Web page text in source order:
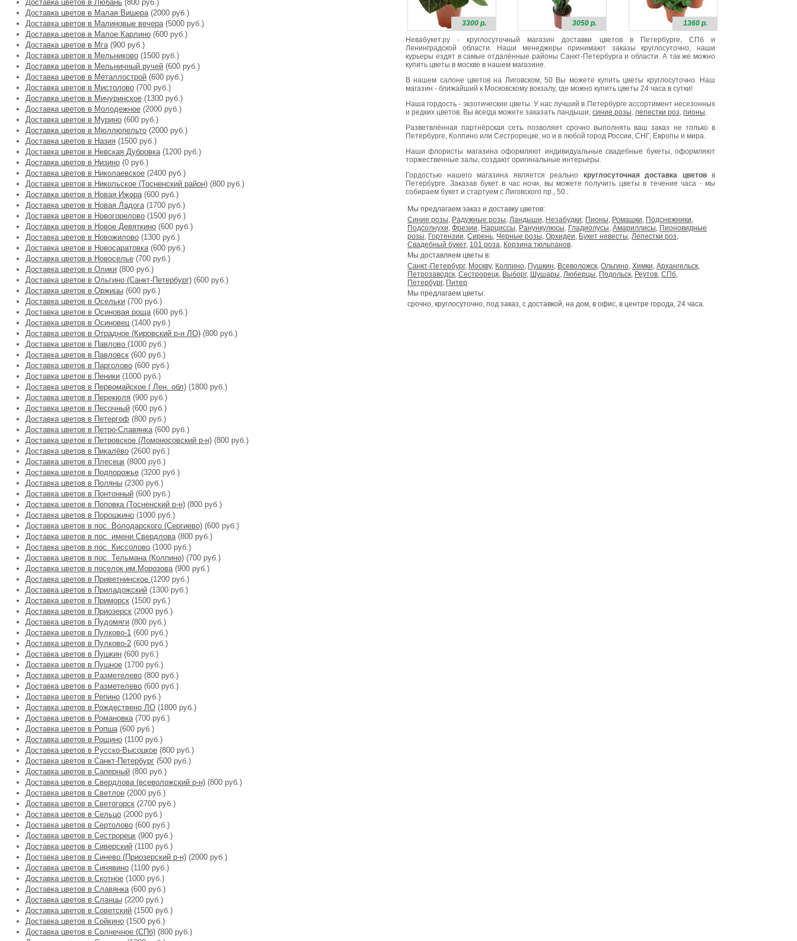
Доставка цветов в Любань (800 руб.)
Доставка цветов в Малая Вишера(2000 руб.)
Доставка цветов в Малиновые вечера(5000 руб.)
Доставка цветов в Малое Карлино (600 руб.)
Доставка цветов в Мга(900 руб.)
Доставка цветов в Мельниково (1500 руб.)
Доставка цветов в Мельничный ручей (600 руб.)
Доставка цветов в Металлострой (600 руб.)
Доставка цветов в Мистолово (700 руб.)
Доставка цветов в Мичуринское (1300 руб.)
Доставка цветов в Молодежное (2000 руб.)
Доставка цветов в Мурино (600 руб.)
Доставка цветов в Мюллюпельто (2000 руб.)
Доставка цветов в Назия (1500 руб.)
Доставка цветов в Невская Дубровка(1200 руб.)
Доставка цветов в Низино (0 руб.)
Доставка цветов в Николаевское (2400 руб.)
Доставка цветов в Никольское (Тосненский район) (800 руб.)
Доставка цветов в Новая Ижора(600 руб.)
Доставка цветов в Новая Ладога(1700 руб.)
Доставка цветов в Новогорелово (1500 руб.)
Доставка цветов в Новое Девяткино (600 руб.)
Доставка цветов в Новожилово (1300 руб.)
Доставка цветов в Новосаратовка(600 руб.)
Доставка цветов в Новоселье (700 руб.)
Доставка цветов в Олики (800 руб.)
Доставка цветов в Ольгино (Санкт-Петербург) (600 руб.)
Доставка цветов в Оржицы (600 руб.)
Доставка цветов в Осельки (700 руб.)
Доставка цветов в Осиновая роща(600 руб.)
Доставка цветов в Осиновец (1400 руб.)
Доставка цветов в Отрадное (Кировский р-н ЛО) (800 руб.)
Доставка цветов в Павлово (1000 руб.)
Доставка цветов в Павловск (600 руб.)
Доставка цветов в Парголово (600 руб.)
Доставка цветов в Пеники (1000 руб.)
Доставка цветов в Первомайское ( Лен. обл) (1800 руб.)
Доставка цветов в Перекюля (900 руб.)
Доставка цветов в Песочный (600 руб.)
Доставка цветов в Петергоф (800 руб.)
Доставка цветов в Петро-Славянка(600 руб.)
Доставка цветов в Петровское (Ломоносовский р-н) (800 руб.)
Доставка цветов в Пикалёво (2600 руб.)
Доставка цветов в Плесецк (8000 руб.)
Доставка цветов в Подпорожье (3200 руб.)
Доставка цветов в Поляны (2300 руб.)
Доставка цветов в Понтонный (600 руб.)
Доставка цветов в Поповка (Тосненский р-н) (800 руб.)
Доставка цветов в Порошкино (1000 руб.)
Доставка цветов в пос. Володарского (Сергиево) (600 руб.)
Доставка цветов в пос. имени Свердлова(800 руб.)
Доставка цветов в пос. Киссолово (1000 руб.)
Доставка цветов в пос. Тельмана (Колпино) (700 руб.)
Доставка цветов в поселок им.Морозова(900 руб.)
Доставка цветов в Приветнинское (1200 руб.)
Доставка цветов в Приладожский (1300 руб.)
Доставка цветов в Приморск (1500 руб.)
Доставка цветов в Приозерск (2000 руб.)
Доставка цветов в Пудомяги (800 руб.)
Доставка цветов в Пулково-1 (600 руб.)
Доставка цветов в Пулково-2 (600 руб.)
Доставка цветов в Пушкин (600 руб.)
Доставка цветов в Пушное (1700 руб.)
Доставка цветов в Разметелево (800 руб.)
Доставка цветов в Разметелево (600 руб.)
Доставка цветов в Репино (1200 руб.)
Доставка цветов в Рождествено ЛО (1800 руб.)
Доставка цветов в Романовка(700 руб.)
Доставка цветов в Ропша(600 руб.)
Доставка цветов в Рощино (1100 руб.)
Доставка цветов в Русско-Высоцкое (800 руб.)
Доставка цветов в Санкт-Петербург (500 руб.)
Доставка цветов в Саперный (800 руб.)
Доставка цветов в Свердлова (всеволожский р-н) (800 руб.)
Доставка цветов в Светлое (2000 руб.)
Доставка цветов в Светогорск (2700 руб.)
Доставка цветов в Сельцо (2000 руб.)
Доставка цветов в Сертолово (600 руб.)
Доставка цветов в Сестрорецк (900 руб.)
Доставка цветов в Сиверский (1100 руб.)
Доставка цветов в Синево (Приозерский р-н) (2000 руб.)
Доставка цветов в Синявино (1100 руб.)
Доставка цветов в Скотное (1000 руб.)
Доставка цветов в Славянка(600 руб.)
Доставка цветов в Сланцы (2200 руб.)
Доставка цветов в Советский (1500 руб.)
Доставка цветов в Сойкино (1500 руб.)
Доставка цветов в Солнечное (СПб) (800 руб.)
3300 р. 3050 р.
1360 р.
Невабукет.ру - круглосуточный магазин доставки цветов в Петербурге, СПб и
Ленинградской области. Наши менеджеры принимают заказы круглосуточно, наши
курьеры ездят в самые отдалённые районы Санкт-Петербурга и области. А так же можно
купить цветы в москве в нашем магазине.
В нашем салоне цветов на Лиговском, 50 Вы можете купить цветы круглосуточно. Наш
магазин - ближайший к Московскому вокзалу, где можно купить цветы 24 часа в сутки!
Наша гордость - экзотические цветы. У нас лучший в Петербурге ассортимент несезонных
и редких цветов. Вы всегда можете заказать ландыши, синие розы, лепестки роз, пионы.
Разветвлённая партнёрская сеть позволяет срочно выполнять ваш заказ не только в
Петербурге, Колпино или Сестрорецке, но и в любой город России, СНГ, Европы и мира.
Наши флористы магазина оформляют индивидуальные свадебные букеты, оформляют
торжественные залы, создают оригинальные интерьеры.
Гордостью нашего магазина является реально круглосуточная доставка цветовв
Петербурге. Заказав букет в час ночи, вы можете получить цветы в течение часа - мы
собираем букет и стартуем с Лиговского пр., 50..
Мы предлагаем заказ и доставку цветов:
Синие розы, Радужные розы, Ландыши, Незабудки, Пионы, Ромашки, Подснежники,
Подсолнухи, Фрезии, Нарциссы, Ранункулюсы, Гладиолусы, Амариллисы, Пионовидные
розы, Гортензии, Сирень, Черные розы, Орхидеи, Букет невесты, Лепестки роз,
Свадебный букет, 101 роза, Корзина тюльпанов.
Мы доставляем цветы в:
Санкт-Петербург, Москву, Колпино, Пушкин, Всеволожск, Ольгино, Химки, Архангельск,
Петрозаводск, Сестрорецк, Выборг, Шушары, Люберцы, Подольск, Реутов, СПб,
Петербург, Питер
Мы предлагаем цветы:
срочно, круглосуточно, под заказ, с доставкой, на дом, в офис, в центре города, 24 часа.